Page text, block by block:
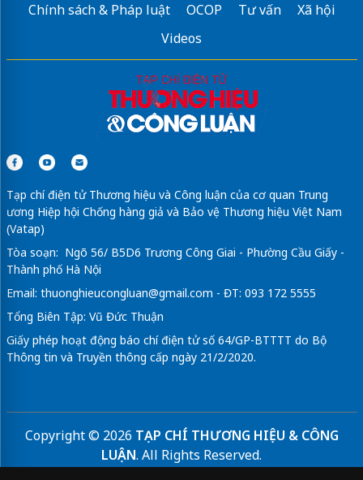
Chính sách & Pháp luật
OCOP Tư vấn
Xã hội
Videos
Tạp chí điện tử Thương hiệu và Công luận của cơ quan Trung
ương Hiệp hội Chống hàng giả và Bảo vệ Thương hiệu Việt Nam
(Vatap)
Tòa soạn: Ngõ 56/ B5D6 Trương Công Giai - Phường Cầu Giấy -
Thành phố Hà Nội
Email: thuonghieucongluan@gmail.com - ĐT: 093 172 5555
Tổng Biên Tập: Vũ Đức Thuận
Giấy phép hoạt động báo chí điện tử số 64/GP-BTTTT do Bộ
Thông tin và Truyền thông cấp ngày 21/2/2020.
Copyright © 2026 TẠP CHÍ THƯƠNG HIỆU & CÔNG
LUẬN. All Rights Reserved.